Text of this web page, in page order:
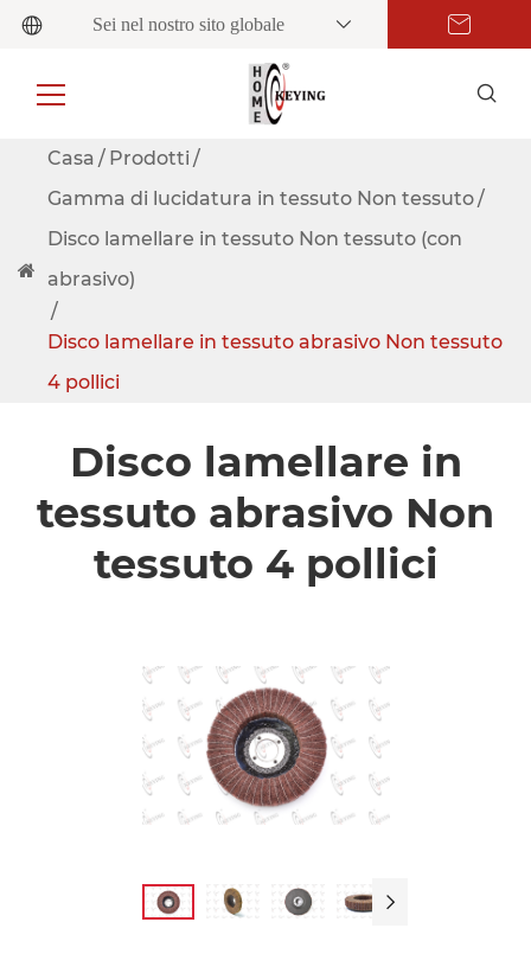
Sei nel nostro sito globale
Casa
Prodotti
Gamma di lucidatura in tessuto Non tessuto
Disco lamellare in tessuto Non tessuto (con
abrasivo)
Disco lamellare in tessuto abrasivo Non tessuto
4 pollici
Disco lamellare in
tessuto abrasivo Non
tessuto 4 pollici
